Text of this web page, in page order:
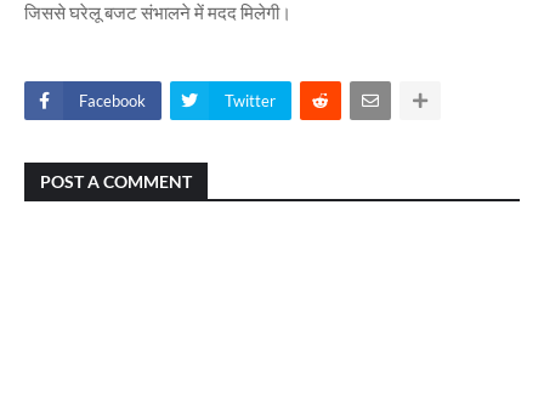
जिससे घरेलू बजट संभालने में मदद मिलेगी।
Facebook Twitter
POST A COMMENT